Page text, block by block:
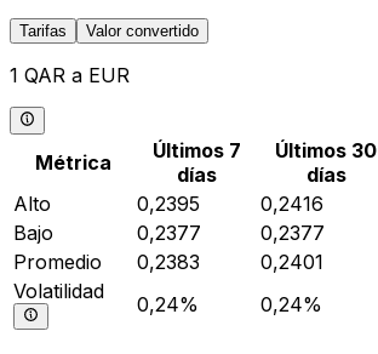
Tarifas Valor convertido
1 QAR a EUR
Métrica
Últimos 7
días
Últimos 30
días
Alto
0,2395 0,2416
Bajo
0,2377 0,2377
Promedio
0,2383 0,2401
Volatilidad
0,24% 0,24%